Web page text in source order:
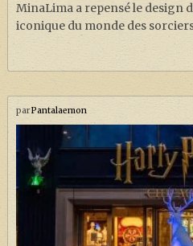
PODCASTS
LES GRANDS ARTICLES DE LA
DOSSIERS
JEUX
MinaLima a repensé le design
iconique du monde des
parPantalaemon